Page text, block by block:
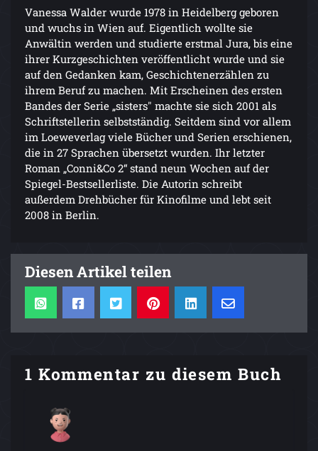
Vanessa Walder wurde 1978 in Heidelberg geboren
und wuchs in Wien auf. Eigentlich wollte sie
Anwältin werden und studierte erstmal Jura, bis eine
ihrer Kurzgeschichten veröffentlicht wurde und sie
auf den Gedanken kam, Geschichtenerzählen zu
ihrem Beruf zu machen. Mit Erscheinen des ersten
Bandes der Serie „sisters" machte sie sich 2001 als
Schriftstellerin selbstständig. Seitdem sind vor allem
im Loeweverlag viele Bücher und Serien erschienen,
die in 27 Sprachen übersetzt wurden. Ihr letzter
Roman „Conni&Co 2“ stand neun Wochen auf der
Spiegel-Bestsellerliste. Die Autorin schreibt
außerdem Drehbücher für Kinofilme und lebt seit
2008 in Berlin.
Diesen Artikel teilen
1 Kommentar zu diesem Buch